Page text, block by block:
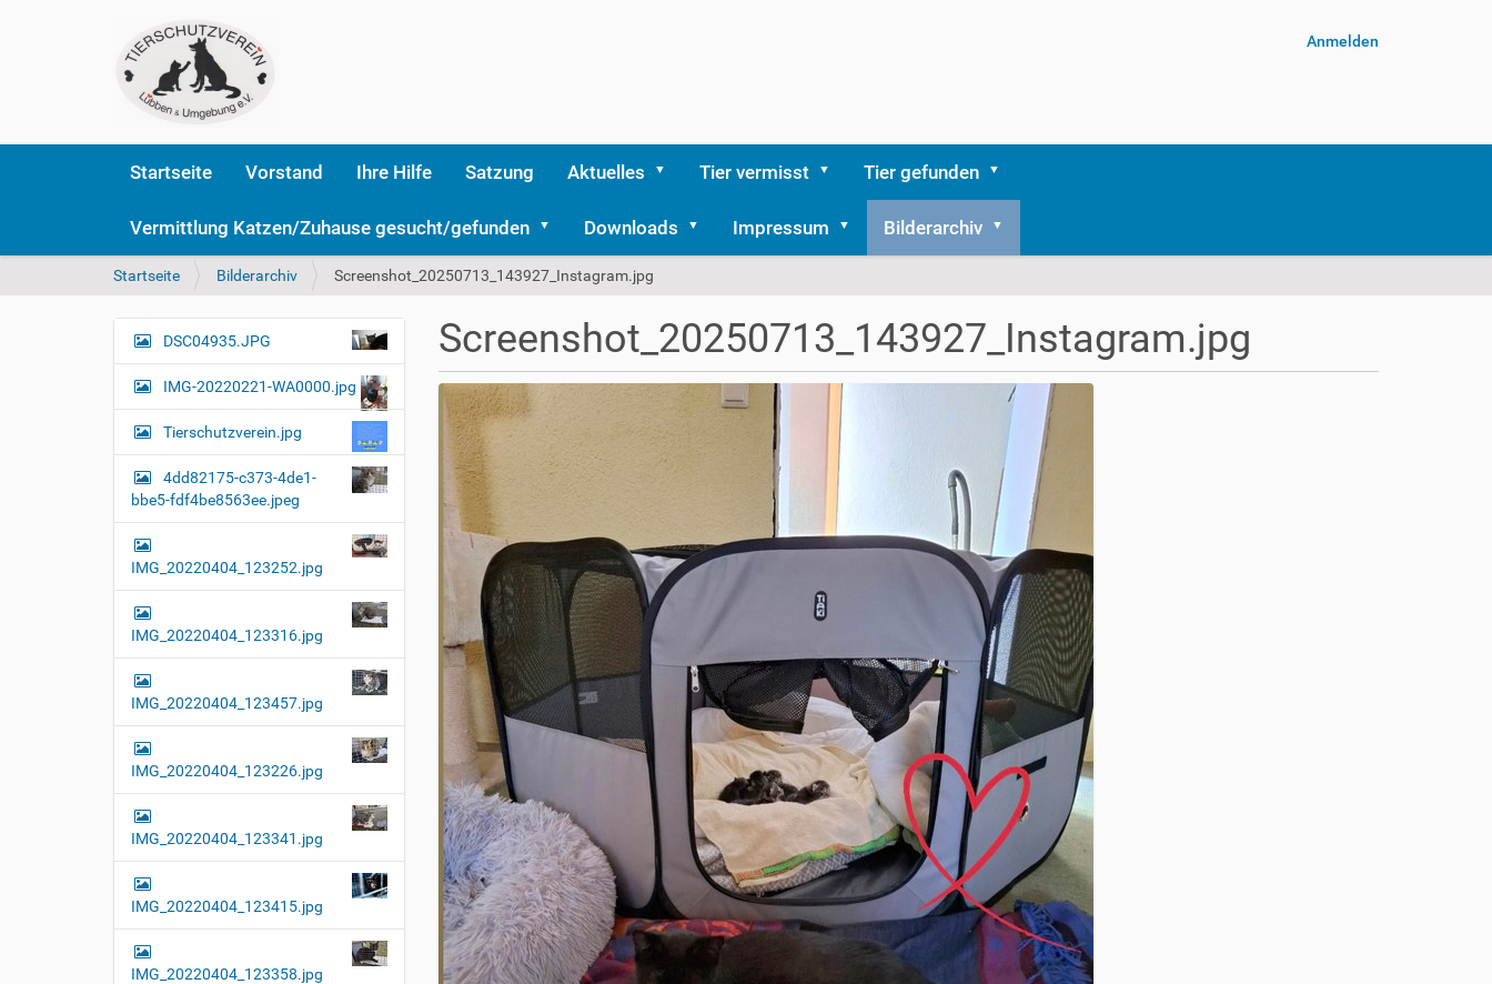
Anmelden
Startseite Vorstand Ihre Hilfe Satzung Aktuelles Tier vermisst Tier gefunden
Vermittlung Katzen/Zuhause gesucht/gefunden Downloads Impressum Bilderarchiv
S
e
i
d
i
Startseite Bilderarchiv Screenshot_20250713_143927_Instagram.jpg
Screenshot_20250713_143927_Instagram.jpg
N
i
g
a
t
i
o
n
DSC04935.JPG
IMG-20220221-WA0000.jpg
Tierschutzverein.jpg
4dd82175-c373-4de1-
bbe5-fdf4be8563ee.jpeg
IMG_20220404_123252.jpg
IMG_20220404_123316.jpg
IMG_20220404_123457.jpg
IMG_20220404_123226.jpg
IMG_20220404_123341.jpg
IMG_20220404_123415.jpg
IMG_20220404_123358.jpg